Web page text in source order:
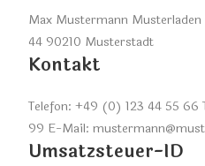
Max Mustermann Musterladen
44 90210 Musterstadt
Kontakt
Telefon: +49 (0) 123 44 55 66
99 E-Mail:
Umsatzsteuer-ID